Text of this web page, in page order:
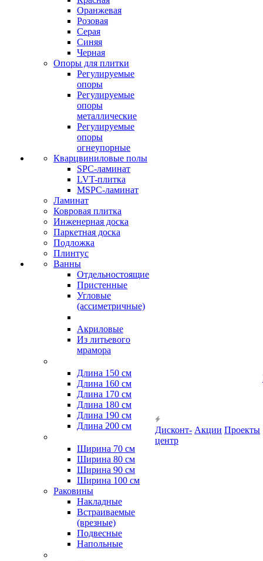
Оранжевая
Розовая
Серая
Синяя
Черная
Опоры для плитки
Регулируемые
опоры
Регулируемые
опоры
металлические
Регулируемые
опоры
огнеупорные
Кварцвиниловые полы
SPC-ламинат
LVT-плитка
MSPC-ламинат
Ламинат
Ковровая плитка
Инженерная доска
Паркетная доска
Подложка
Плинтус
Ванны
Отдельностоящие
Пристенные
Угловые
(ассиметричные)
Акриловые
Из литьевого
мрамора
Длина 150 см
Длина 160 см
Длина 170 см
Длина 180 см
Длина 190 см
Длина 200 см
Ширина 70 см
Ширина 80 см
Ширина 90 см
Ширина 100 см
Раковины
Накладные
Встраиваемые
(врезные)
Подвесные
Напольные
Дисконт-
центр
Акции Проекты